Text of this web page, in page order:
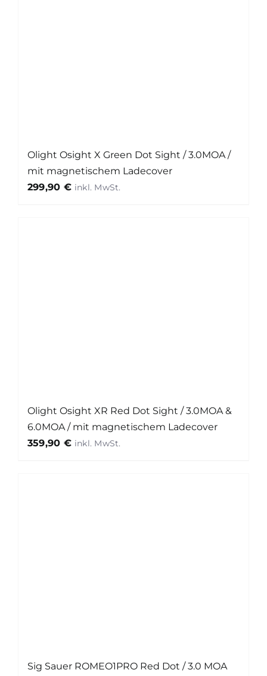
Olight Osight X Green Dot Sight / 3.0MOA /
mit magnetischem Ladecover
299,90 €
Olight Osight XR Red Dot Sight / 3.0MOA &
6.0MOA / mit magnetischem Ladecover
359,90 €
Sig Sauer ROMEO1PRO Red Dot / 3.0 MOA